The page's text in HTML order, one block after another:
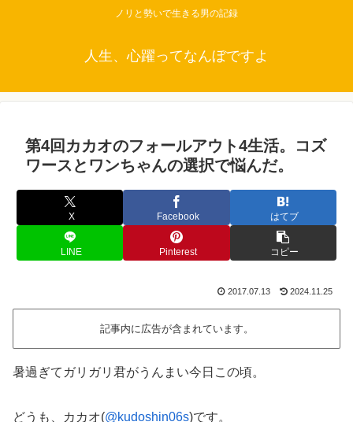
ノリと勢いで生きる男の記録
人生、心躍ってなんぼですよ
第4回カカオのフォールアウト4生活。コズ
ワースとワンちゃんの選択で悩んだ。
X Facebook はてブ
LINE Pinterest コピー
2017.07.13 2024.11.25
記事内に広告が含まれています。
暑過ぎてガリガリ君がうんまい今日この頃。
どうも、カカオ(@kudoshin06s)です。